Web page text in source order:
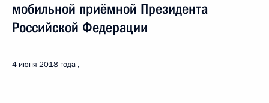
мобильной приёмной Президента
Российской Федерации
4 июня 2018 года